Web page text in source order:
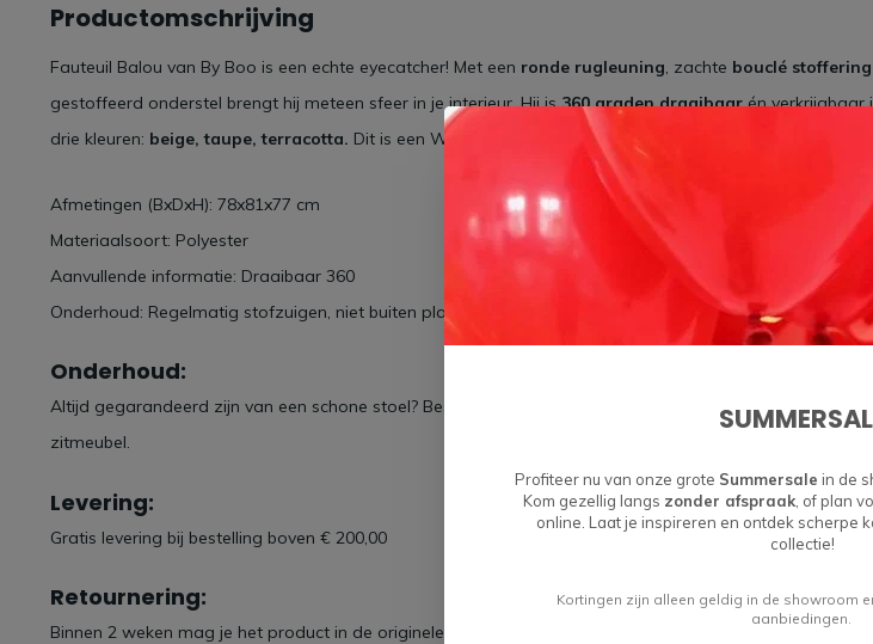
Productomschrijving
Fauteuil Balou van By Boo is een echte eyecatcher! Met een ronde rugleuning, zachte bouclé stoffering
gestoffeerd onderstel brengt hij meteen sfeer in je interieur. Hij is360 graden draaibaarén verkrijgbaar
drie kleuren: beige, taupe, terracotta. Dit is een WEB ONLY product.
Afmetingen (BxDxH): 78x81x77 cm
Materiaalsoort: Polyester
Aanvullende informatie: Draaibaar 360
Onderhoud: Regelmatig stofzuigen, niet buiten plaatsen
Onderhoud:
Altijd gegarandeerd zijn van een schone stoel? Bestel
mee en geniet 5 jaar zorgeloos van
zitmeubel.
Levering:
Gratis levering bij bestelling boven € 200,00
Retournering:
Binnen 2 weken mag je het product in de originele verpakking en nieuwstaat retourneren in de winkel of
Profiteer nu van onze grote Summersale in de
Kom gezellig langs zonder afspraak , of plan
online. Laat je inspireren en ontdek scherpe
collectie!
Kortingen zijn alleen geldig in de showroom
aanbiedingen.